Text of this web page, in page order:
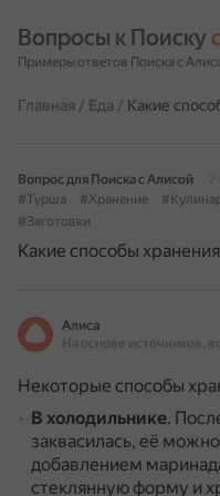
Вопросы к Поиску
Примеры ответов Поиска с
Главная / Еда / Какие
Вопрос для Поиска с Алисой
7
#Турша
#Хранение
#Заготовки
Какие способы
Алиса
Некоторые способы
В холодильнике.
заквасилась, её
добавлением
стеклянную форму и